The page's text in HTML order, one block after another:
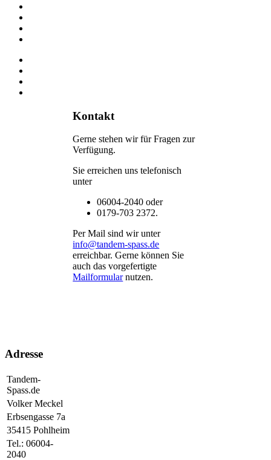
Kontakt
Gerne stehen wir für Fragen zur
Verfügung.
Sie erreichen uns telefonisch
unter
06004-2040 oder
0179-703 2372.
Per Mail sind wir unter
info@tandem-spass.de
erreichbar. Gerne können Sie
auch das vorgefertigte
Mailformularnutzen.
Adresse
Tandem-
Spass.de
Volker Meckel
Erbsengasse 7a
35415 Pohlheim
Tel.: 06004-
2040